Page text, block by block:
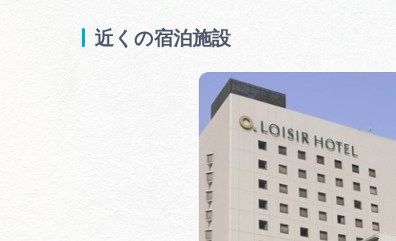
近くの宿泊施設